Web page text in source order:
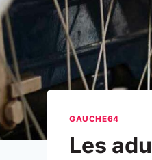
GAUCHE64
Les